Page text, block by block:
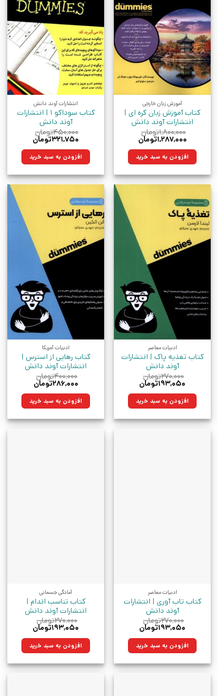
آموزش زبان خارجی
کتاب آموزش زبان کره ای |
انتشارات آوند دانش
۱,۸۰۰,۰۰۰تومان
قیمت
۱,۸۰۰,۰۰۰تومان
بود.
۱,۲۸۷,۰۰۰تومان
۱,۲۸۷,۰۰۰تومان.افزودن به سبد خرید
انتشارات آوند دانش
کتاب سوداکو 1 | انتشارات
آوند دانش
۴۵۰,۰۰۰تومان
قیمت
۴۵۰,۰۰۰تومان
بود.
۳۲۱,۷۵۰تومان
۳۲۱,۷۵۰تومان.افزودن به سبد خرید
ادبیات معاصر
کتاب تغذیه پاک | انتشارات
آوند دانش
۲۷۰,۰۰۰تومان
قیمت
۲۷۰,۰۰۰تومان
بود.
۱۹۳,۰۵۰تومان
۱۹۳,۰۵۰تومان.افزودن به سبد خرید
ادبیات آمریکا
کتاب رهایی از استرس |
انتشارات آوند دانش
۴۰۰,۰۰۰تومان
قیمت
۴۰۰,۰۰۰تومان
بود.
۲۸۶,۰۰۰تومان
۲۸۶,۰۰۰تومان.افزودن به سبد خرید
ادبیات معاصر
کتاب تاب آوری | انتشارات
آوند دانش
۲۷۰,۰۰۰تومان
قیمت
۲۷۰,۰۰۰تومان
بود.
۱۹۳,۰۵۰تومان
۱۹۳,۰۵۰تومان.افزودن به سبد خرید
آمادگی جسمانی
کتاب تناسب اندام |
انتشارات آوند دانش
۲۷۰,۰۰۰تومان
قیمت
۲۷۰,۰۰۰تومان
بود.
۱۹۳,۰۵۰تومان
۱۹۳,۰۵۰تومان.افزودن به سبد خرید